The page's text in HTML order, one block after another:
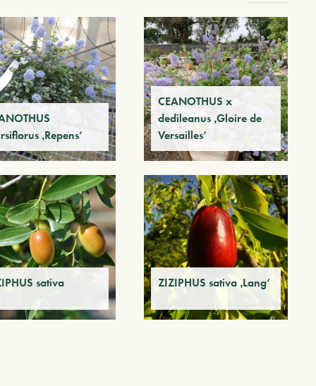
‚Repens‘
CEANOTHUS x
dedileanus ‚Gloire de
Versailles‘
sativa ZIZIPHUS sativa ‚Lang‘